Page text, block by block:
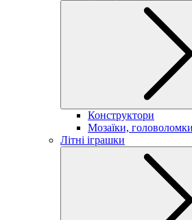
Конструктори
Мозаїки,
Літні іграшки